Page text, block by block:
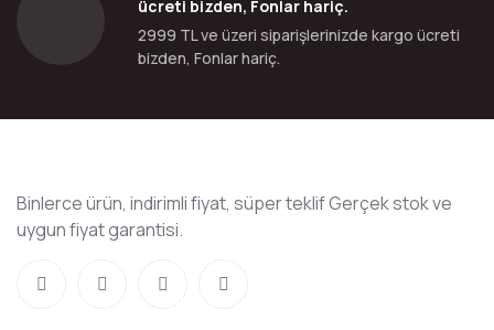
ücreti bizden, Fonlar hariç.
2999 TL ve üzeri siparişlerinizde kargo ücreti
bizden, Fonlar hariç.
Binlerce ürün, indirimli fiyat, süper teklif Gerçek stok ve
uygun fiyat garantisi.